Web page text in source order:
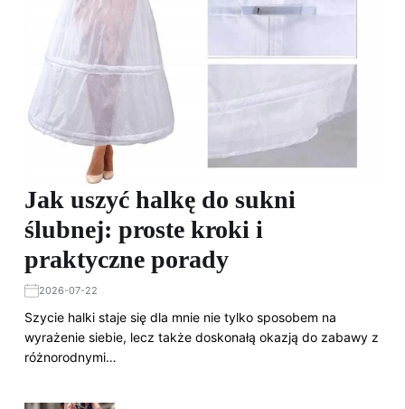
Jak uszyć halkę do sukni
ślubnej: proste kroki i
praktyczne porady
2026-07-22
Szycie halki staje się dla mnie nie tylko sposobem na
wyrażenie siebie, lecz także doskonałą okazją do zabawy z
różnorodnymi…